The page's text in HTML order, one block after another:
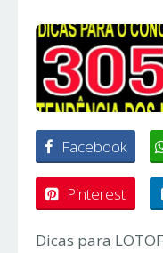
Facebook
Pinterest
Dicas para